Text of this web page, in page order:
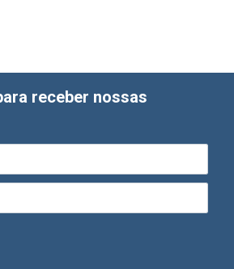
receber nossas